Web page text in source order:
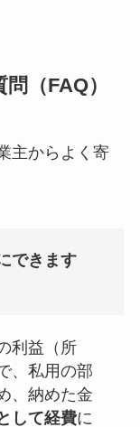
（FAQ）
主からよく寄
できます
利益（所
、私用の部
、納めた金
して経費に